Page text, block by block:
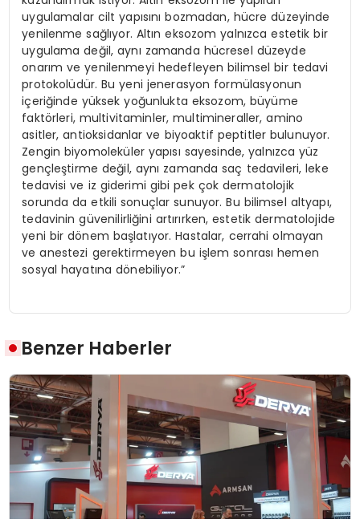
uygulamalar cilt yapısını bozmadan, hücre düzeyinde
yenilenme sağlıyor. Altın eksozom yalnızca estetik bir
uygulama değil, aynı zamanda hücresel düzeyde
onarım ve yenilenmeyi hedefleyen bilimsel bir tedavi
protokolüdür. Bu yeni jenerasyon formülasyonun
içeriğinde yüksek yoğunlukta eksozom, büyüme
faktörleri, multivitaminler, multimineraller, amino
asitler, antioksidanlar ve biyoaktif peptitler bulunuyor.
Zengin biyomoleküler yapısı sayesinde, yalnızca yüz
gençleştirme değil, aynı zamanda saç tedavileri, leke
tedavisi ve iz giderimi gibi pek çok dermatolojik
sorunda da etkili sonuçlar sunuyor. Bu bilimsel altyapı,
tedavinin güvenilirliğini artırırken, estetik dermatolojide
yeni bir dönem başlatıyor. Hastalar, cerrahi olmayan
ve anestezi gerektirmeyen bu işlem sonrası hemen
sosyal hayatına dönebiliyor.”
Benzer Haberler